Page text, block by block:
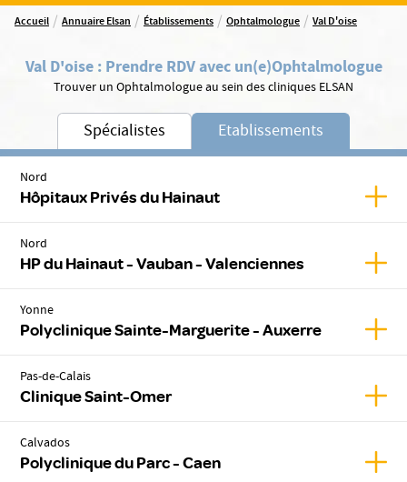
Accueil / Annuaire Elsan / Établissements / Ophtalmologue / Val D'oise
Val D'oise: Prendre RDV avec un(e)Ophtalmologue
Trouver un Ophtalmologue au sein des cliniques ELSAN
Spécialistes Etablissements
Nord
Hôpitaux Privés du Hainaut
Nord
HP du Hainaut - Vauban - Valenciennes
Yonne
Polyclinique Sainte-Marguerite - Auxerre
Pas-de-Calais
Clinique Saint-Omer
Calvados
Polyclinique du Parc - Caen